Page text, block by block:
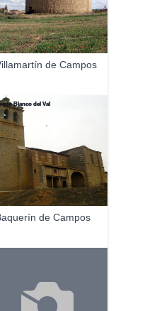
de Campos
de Campos
Blanco del Val